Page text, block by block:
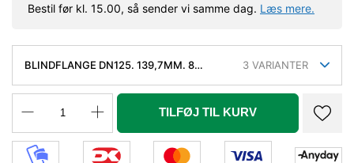
Bestil før kl. 15.00, så sender vi samme dag. Læs mere.
BLINDFLANGE DN125. 139,7MM. 8
BOLTHULLER. PN16. EN 1092-1 TYPE 05/A
P250GH
3 VARIANTER
TILFØJ TIL KURV